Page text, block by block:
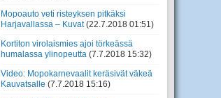
Mopoauto veti risteyksen pitkäksi
Harjavallassa – Kuvat (22.7.2018 01:51)
Kortiton virolaismies ajoi törkeässä
humalassa ylinopeutta (7.7.2018 15:32)
Video: Mopokarnevaalit keräsivät väkeä
Kauvatsalle (7.7.2018 15:16)